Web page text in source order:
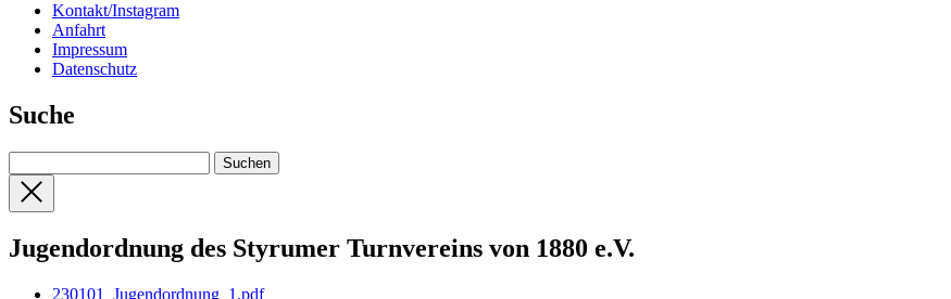
Kontakt/Instagram
Anfahrt
Impressum
Datenschutz
Suche
Jugendordnung des Styrumer Turnvereins von 1880 e.V.
230101_Jugendordnung_1.pdf